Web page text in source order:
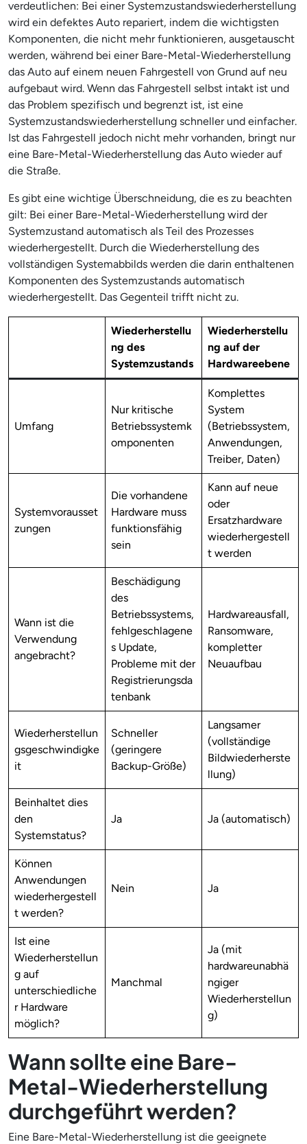
verdeutlichen: Bei einer Systemzustandswiederherstellung
wird ein defektes Auto repariert, indem die wichtigsten
Komponenten, die nicht mehr funktionieren, ausgetauscht
werden, während bei einer Bare-Metal-Wiederherstellung
das Auto auf einem neuen Fahrgestell von Grund auf neu
aufgebaut wird. Wenn das Fahrgestell selbst intakt ist und
das Problem spezifisch und begrenzt ist, ist eine
Systemzustandswiederherstellung schneller und einfacher.
Ist das Fahrgestell jedoch nicht mehr vorhanden, bringt nur
eine Bare-Metal-Wiederherstellung das Auto wieder auf
die Straße.
Es gibt eine wichtige Überschneidung, die es zu beachten
gilt: Bei einer Bare-Metal-Wiederherstellung wird der
Systemzustand automatisch als Teil des Prozesses
wiederhergestellt. Durch die Wiederherstellung des
vollständigen Systemabbilds werden die darin enthaltenen
Komponenten des Systemzustands automatisch
wiederhergestellt. Das Gegenteil trifft nicht zu.
Wiederherstellu
ng des
Systemzustands
Wiederherstellu
ng auf der
Hardwareebene
Umfang
Nur kritische
Betriebssystemk
omponenten
Komplettes
System
(Betriebssystem,
Anwendungen,
Treiber, Daten)
Systemvorausset
zungen
Die vorhandene
Hardware muss
funktionsfähig
sein
Kann auf neue
oder
Ersatzhardware
wiederhergestell
t werden
Wann ist die
Verwendung
angebracht?
Beschädigung
des
Betriebssystems,
fehlgeschlagene
s Update,
Probleme mit der
Registrierungsda
tenbank
Hardwareausfall,
Ransomware,
kompletter
Neuaufbau
Wiederherstellun
gsgeschwindigke
it
Schneller
(geringere
Backup-Größe)
Langsamer
(vollständige
Bildwiederherste
llung)
Beinhaltet dies
den
Systemstatus?
Ja Ja (automatisch)
Können
Anwendungen
wiederhergestell
t werden?
Nein Ja
Ist eine
Wiederherstellun
g auf
unterschiedliche
r Hardware
möglich?
Manchmal
Ja (mit
hardwareunabhä
ngiger
Wiederherstellun
g)
Wann sollte eine Bare-
Metal-Wiederherstellung
durchgeführt werden?
Eine Bare-Metal-Wiederherstellung ist die geeignete